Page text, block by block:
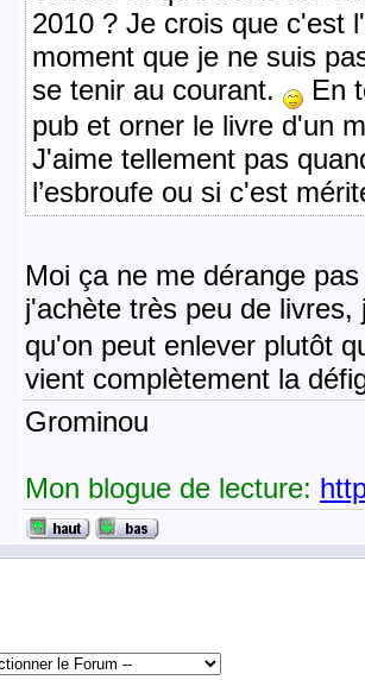
2010 ? Je crois que c'est
moment que je ne suis
se tenir au courant.
En
pub et orner le livre d'un
J'aime tellement pas
l’esbroufe ou si c'est
Moi ça ne me dérange
j'achète très peu de
qu'on peut enlever plutôt
vient complètement la
Grominou
Mon blogue de lecture: